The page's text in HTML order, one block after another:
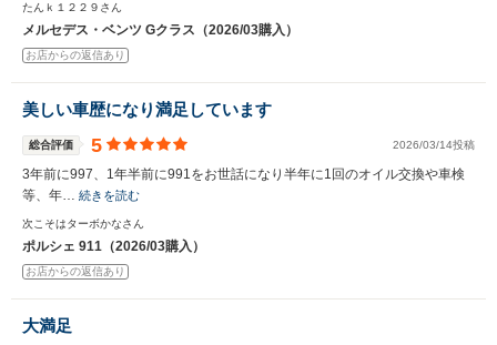
たんｋ１２２９さん
メルセデス・ベンツ Gクラス（2026/03購入）
お店からの返信あり
美しい車歴になり満足しています
総合評価 5 2026/03/14投稿
3年前に997、1年半前に991をお世話になり半年に1回のオイル交換や車検
等、年… 続きを読む
次こそはターボかなさん
ポルシェ 911（2026/03購入）
お店からの返信あり
大満足